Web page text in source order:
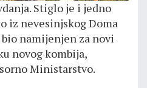
Stiglo je i jedno
iz nevesinjskog Doma
namijenjen za novi
novog kombija,
Ministarstvo.